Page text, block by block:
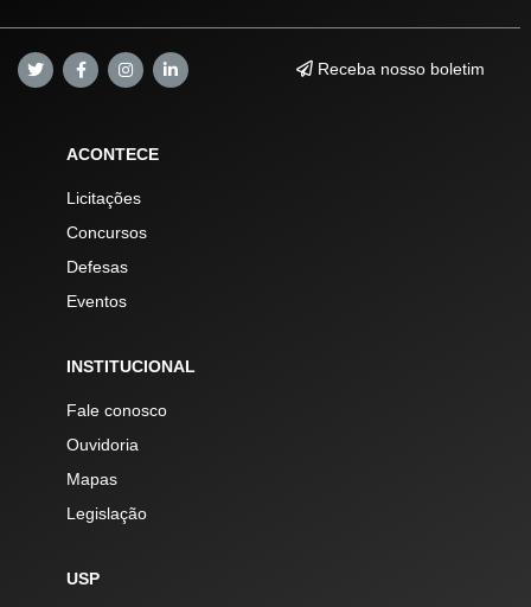
Receba nosso boletim
ACONTECE
Licitações
Concursos
Defesas
Eventos
INSTITUCIONAL
Fale conosco
Ouvidoria
Mapas
Legislação
USP